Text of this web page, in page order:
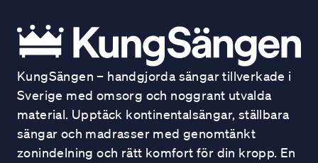
KungSängen – handgjorda sängar tillverkade i
Sverige med omsorg och noggrant utvalda
material. Upptäck kontinentalsängar, ställbara
sängar och madrasser med genomtänkt
zonindelning och rätt komfort för din kropp. En